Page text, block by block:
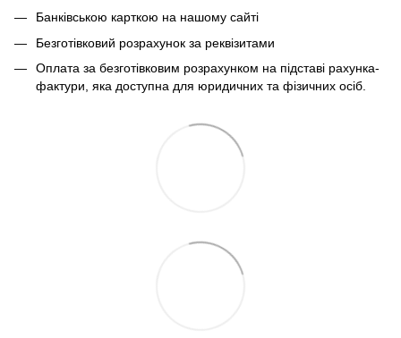
Банківською карткою на нашому сайті
Безготівковий розрахунок за реквізитами
Оплата за безготівковим розрахунком на підставі рахунка-
фактури, яка доступна для юридичних та фізичних осіб.